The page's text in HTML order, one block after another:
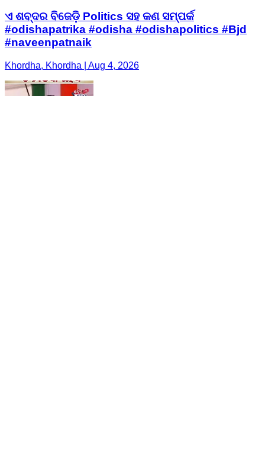
ଏ ଶବ୍ଦର ବିଜେଡ଼ି Politics ସହ କଣ ସମ୍ପର୍କ
#odishapatrika #odisha #odishapolitics #Bjd
#naveenpatnaik
Khordha, Khordha | Aug 4, 2026